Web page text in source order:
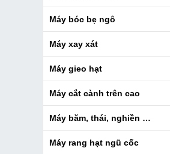
Máy bóc bẹ ngô
Máy xay xát
Máy gieo hạt
Máy cắt cành trên cao
Máy băm, thái, nghiền cây thuốc
Máy rang hạt ngũ cốc